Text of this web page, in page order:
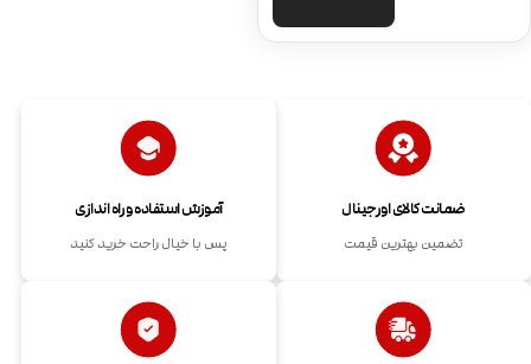
ضمانت کالای اورجینال
تضمین بهترین قیمت
آموزش استفاده و راه اندازی
پس با خیال راحت خرید کنید